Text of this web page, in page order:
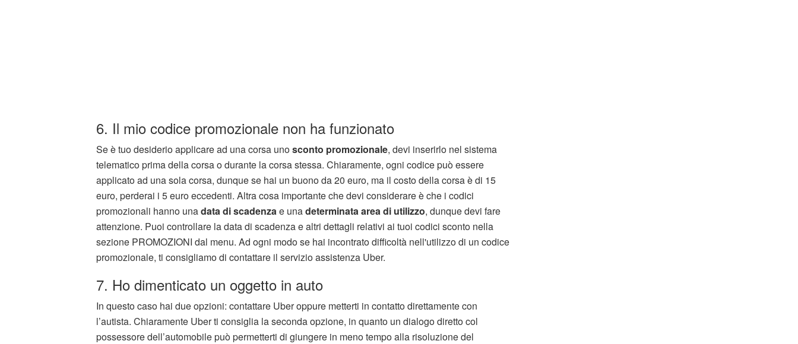
6. Il mio codice promozionale non ha funzionato
Se è tuo desiderio applicare ad una corsa unosconto promozionale, devi inserirlo nel sistema
telematico prima della corsa o durante la corsa stessa. Chiaramente, ogni codice può essere
applicato ad una sola corsa, dunque se hai un buono da 20 euro, ma il costo della corsa è di 15
euro, perderai i 5 euro eccedenti. Altra cosa importante che devi considerare è che i codici
promozionali hanno unadata di scadenza e unadeterminata area di utilizzo, dunque devi fare
attenzione. Puoi controllare la data di scadenza e altri dettagli relativi ai tuoi codici sconto nella
sezione PROMOZIONI dal menu. Ad ogni modo se hai incontrato difficoltà nell'utilizzo di un codice
promozionale, ti consigliamo di contattare il servizio assistenza Uber.
7. Ho dimenticato un oggetto in auto
In questo caso hai due opzioni: contattare Uber oppure metterti in contatto direttamente con
l’autista. Chiaramente Uber ti consiglia la seconda opzione, in quanto un dialogo diretto col
possessore dell’automobile può permetterti di giungere in meno tempo alla risoluzione del